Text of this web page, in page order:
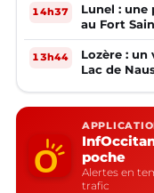
14h37
Lunel : une
au Fort
13h44
Lozère :
Lac de
poche
Alertes en
trafic